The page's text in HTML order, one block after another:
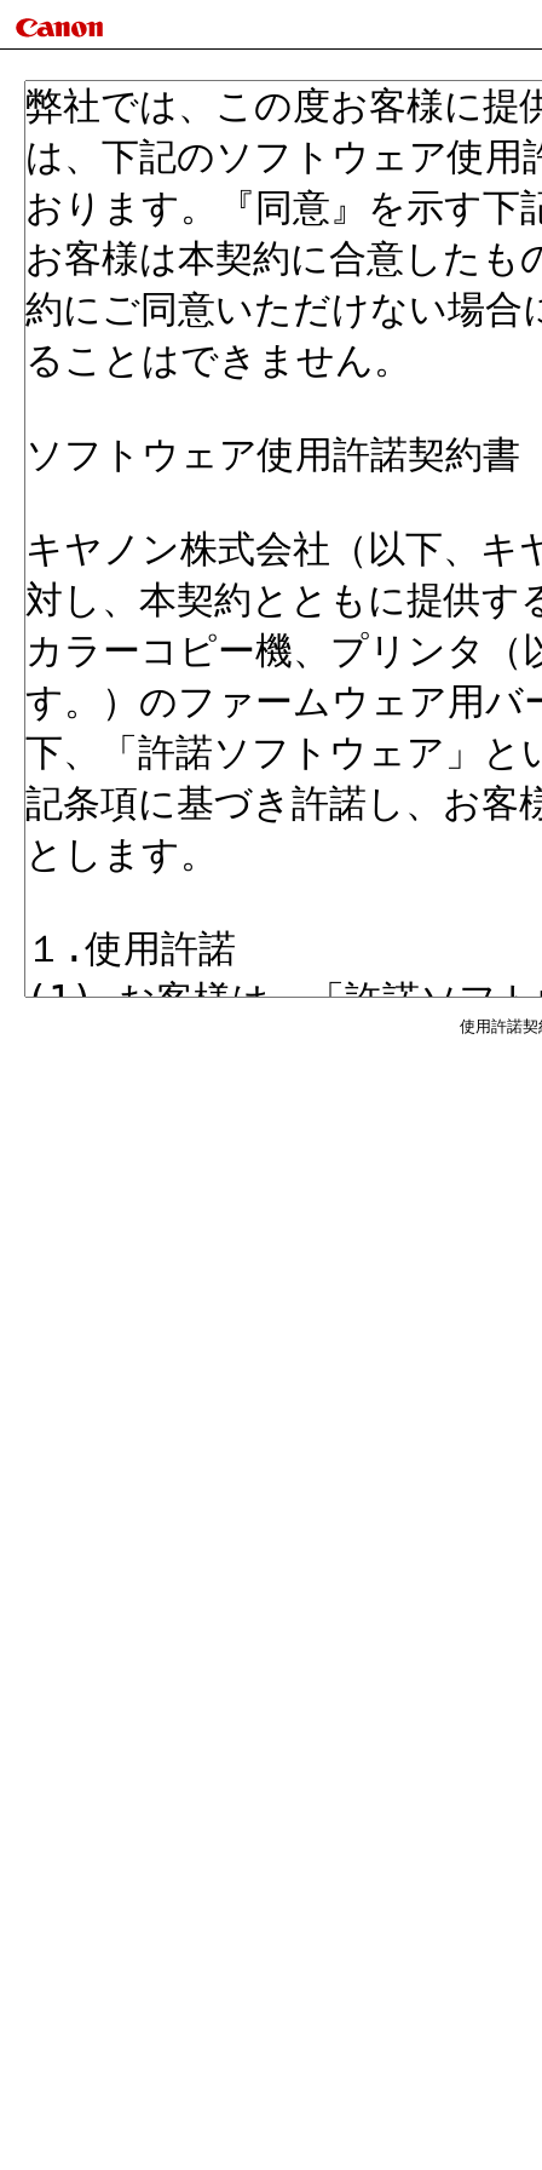
使用許諾